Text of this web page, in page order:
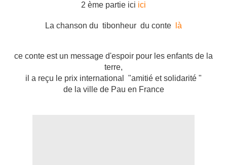
2 ème partie ici ici
La chanson du tibonheur du conte là
ce conte est un message d'espoir pour les enfants de la
terre,
il a reçu le prix international "amitié et solidarité "
de la ville de Pau en France